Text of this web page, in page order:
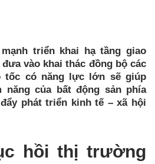
triển khai hạ tầng giao
vào khai thác đồng bộ các
tốc có năng lực lớn sẽ giúp
của bất động sản phía
phát triển kinh tế – xã hội
hồi thị trường